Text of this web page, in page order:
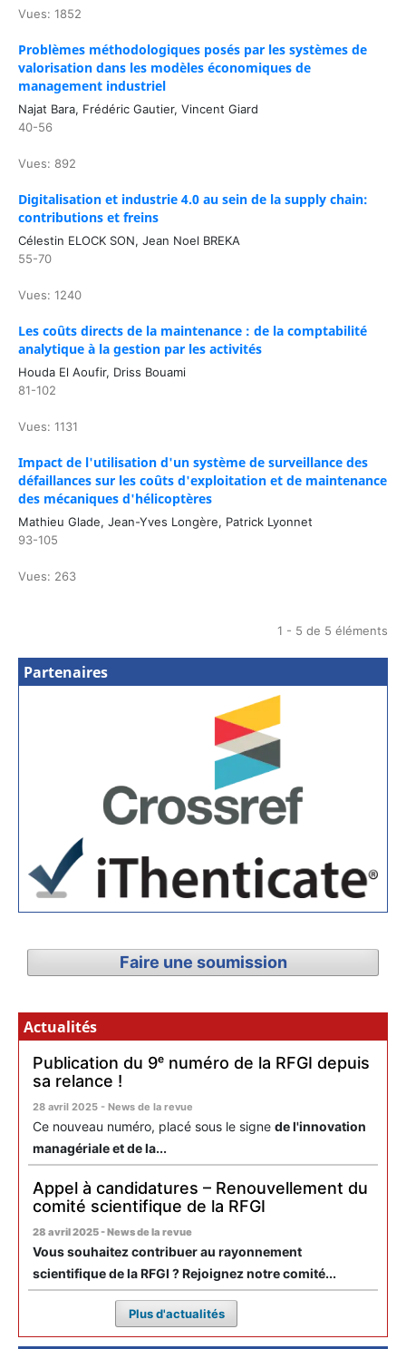
Vues: 1852
Problèmes méthodologiques posés par les systèmes de
valorisation dans les modèles économiques de
management industriel
Najat Bara, Frédéric Gautier, Vincent Giard
40-56
Vues: 892
Digitalisation et industrie 4.0 au sein de la supply chain:
contributions et freins
Célestin ELOCK SON, Jean Noel BREKA
55-70
Vues: 1240
Les coûts directs de la maintenance : de la comptabilité
analytique à la gestion par les activités
Houda El Aoufir, Driss Bouami
81-102
Vues: 1131
Impact de l'utilisation d'un système de surveillance des
défaillances sur les coûts d'exploitation et de maintenance
des mécaniques d'hélicoptères
Mathieu Glade, Jean-Yves Longère, Patrick Lyonnet
93-105
Vues: 263
1 - 5 de 5 éléments
Partenaires
Faire une soumission
Actualités
Publication du 9ᵉ numéro de la RFGI depuis
sa relance !
28 avril 2025 - News de la revue
Ce nouveau numéro, placé sous le signe de l'innovation
managériale et de la...
Appel à candidatures – Renouvellement du
comité scientifique de la RFGI
28 avril 2025 - News de la revue
Vous souhaitez contribuer au rayonnement
scientifique de la RFGI ? Rejoignez notre comité...
Plus d'actualités